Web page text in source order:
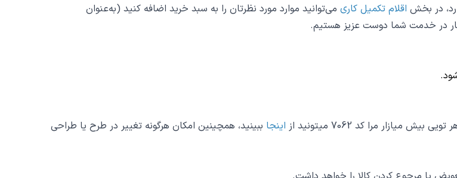
در بخش اقلام تکمیل کاری می‌توانید موارد مورد نظرتان را به سبد خرید اضافه کنید (به‌عنوان‌
در خدمت شما دوست عزیز هستیم.
مرا کد 7062 میتونید از
اینجا ببینید، همچینین امکان هرگونه تغییر در طرح یا طراحی